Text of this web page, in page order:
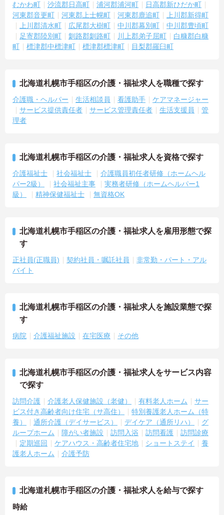
むかわ町
沙流郡日高町 浦河郡浦河町
日高郡新ひだか町
河東郡音更町
河東郡上士幌町 河東郡鹿追町
上川郡新得町
上川郡清水町
広尾郡大樹町 中川郡幕別町
中川郡豊頃町
足寄郡陸別町
釧路郡釧路町 川上郡弟子屈町
白糠郡白糠
町
標津郡中標津町 標津郡標津町 目梨郡羅臼町
北海道札幌市手稲区の介護・福祉求人を職種で探す
介護職・ヘルパー 生活相談員 看護助手
ケアマネージャー
サービス提供責任者
サービス管理責任者 生活支援員
管
理者
北海道札幌市手稲区の介護・福祉求人を資格で探す
介護福祉士 社会福祉士
介護職員初任者研修（ホームヘル
パー2級）
社会福祉主事
実務者研修（ホームヘルパー1
級）
精神保健福祉士 無資格OK
北海道札幌市手稲区の介護・福祉求人を雇用形態で探
す
正社員(正職員) 契約社員・嘱託社員
非常勤・パート・アル
バイト
北海道札幌市手稲区の介護・福祉求人を施設業態で探
す
病院 介護福祉施設 在宅医療 その他
北海道札幌市手稲区の介護・福祉求人をサービス内容
で探す
訪問介護 介護老人保健施設（老健） 有料老人ホーム
サー
ビス付き高齢者向け住宅（サ高住）
特別養護老人ホーム（特
養）
通所介護（デイサービス） デイケア（通所リハ）
グ
ループホーム
障がい者施設 訪問入浴 訪問看護
訪問診療
定期巡回
ケアハウス・高齢者住宅地 ショートステイ
養
護老人ホーム
介護予防
北海道札幌市手稲区の介護・福祉求人を給与で探す
時給